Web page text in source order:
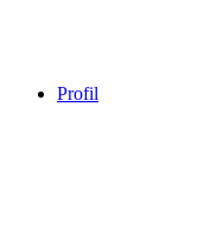
Profil